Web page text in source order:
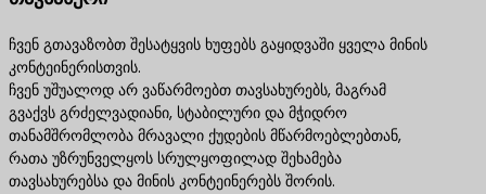
ჩვენ გთავაზობთ შესატყვის ხუფებს გაყიდვაში ყველა მინის
კონტეინერისთვის.
ჩვენ უშუალოდ არ ვაწარმოებთ თავსახურებს, მაგრამ
გვაქვს გრძელვადიანი, სტაბილური და მჭიდრო
თანამშრომლობა მრავალი ქუდების მწარმოებლებთან,
რათა უზრუნველყოს სრულყოფილად შეხამება
თავსახურებსა და მინის კონტეინერებს შორის.